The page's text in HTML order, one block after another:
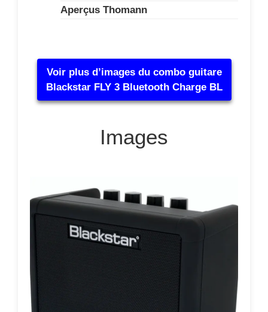
Aperçus Thomann
Voir plus d’images du combo guitare
Blackstar FLY 3 Bluetooth Charge BL
Images